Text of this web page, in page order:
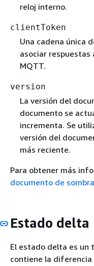
reloj interno.
clientToken
Una cadena única
asociar respuestas
MQTT.
version
La versión del
documento se
incrementa. Se
versión del
más reciente.
Para obtener más
documento de sombra
Estado delta
El estado delta es un
contiene la